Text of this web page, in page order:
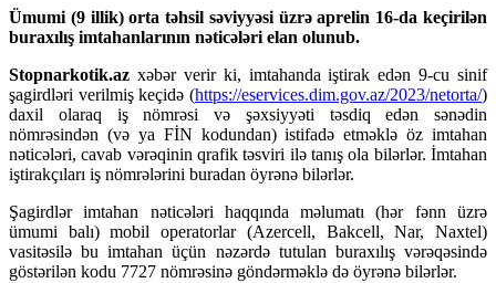
Ümumi (9 illik) orta təhsil səviyyəsi üzrə aprelin 16-da keçirilən
buraxılış imtahanlarının nəticələri elan olunub.
Stopnarkotik.az xəbər verir ki, imtahanda iştirak edən 9-cu sinif
şagirdləri verilmiş keçidə (https://eservices.dim.gov.az/2023/netorta/)
daxil olaraq iş nömrəsi və şəxsiyyəti təsdiq edən sənədin
nömrəsindən (və ya FİN kodundan) istifadə etməklə öz imtahan
nəticələri, cavab vərəqinin qrafik təsviri ilə tanış ola bilərlər. İmtahan
iştirakçıları iş nömrələrini buradan öyrənə bilərlər.
Şagirdlər imtahan nəticələri haqqında məlumatı (hər fənn üzrə
ümumi balı) mobil operatorlar (Azercell, Bakcell, Nar, Naxtel)
vasitəsilə bu imtahan üçün nəzərdə tutulan buraxılış vərəqəsində
göstərilən kodu 7727 nömrəsinə göndərməklə də öyrənə bilərlər.